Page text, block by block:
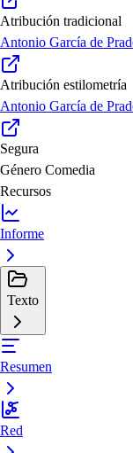
Atribución tradicional
Antonio García de
Atribución estilometría
Antonio García de
Segura
Género Comedia
Recursos
Informe
Texto
Resumen
Red